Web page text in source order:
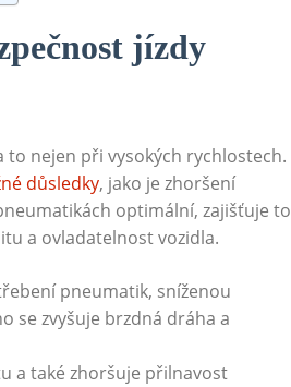
jízdy
to nejen při vysokých rychlostech.
důsledky, jako je zhoršení
optimální, zajišťuje to
a ovladatelnost vozidla.
pneumatik, sníženou
se zvyšuje brzdná dráha a
a také zhoršuje přilnavost